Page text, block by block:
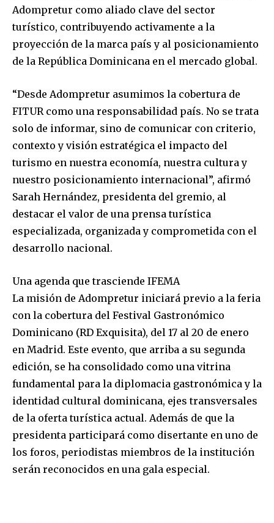
Adompretur como aliado clave del sector
turístico, contribuyendo activamente a la
proyección de la marca país y al posicionamiento
de la República Dominicana en el mercado global.
“Desde Adompretur asumimos la cobertura de
FITUR como una responsabilidad país. No se trata
solo de informar, sino de comunicar con criterio,
contexto y visión estratégica el impacto del
turismo en nuestra economía, nuestra cultura y
nuestro posicionamiento internacional”, afirmó
Sarah Hernández, presidenta del gremio, al
destacar el valor de una prensa turística
especializada, organizada y comprometida con el
desarrollo nacional.
Una agenda que trasciende IFEMA
La misión de Adompretur iniciará previo a la feria
con la cobertura del Festival Gastronómico
Dominicano (RD Exquisita), del 17 al 20 de enero
en Madrid. Este evento, que arriba a su segunda
edición, se ha consolidado como una vitrina
fundamental para la diplomacia gastronómica y la
identidad cultural dominicana, ejes transversales
de la oferta turística actual. Además de que la
presidenta participará como disertante en uno de
los foros, periodistas miembros de la institución
serán reconocidos en una gala especial.